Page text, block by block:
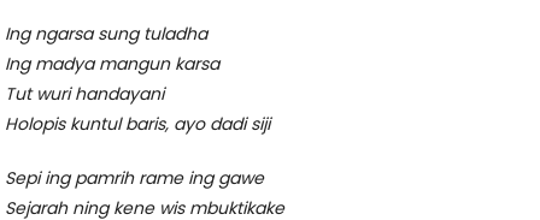
Ing ngarsa sung tuladha
Ing madya mangun karsa
Tut wuri handayani
Holopis kuntul baris, ayo dadi siji
Sepi ing pamrih rame ing gawe
Sejarah ning kene wis mbuktikake